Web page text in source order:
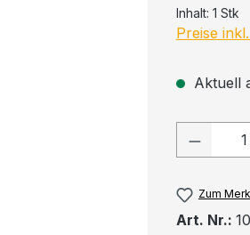
Inhalt: 1 Stk
Preise
Aktuell
Zum
Art. Nr.: